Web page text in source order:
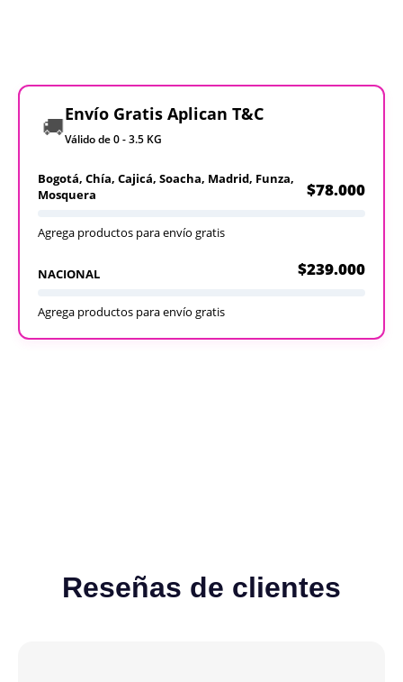
🚚 Envío Gratis Aplican T&C
Válido de 0 - 3.5 KG
Bogotá, Chía, Cajicá, Soacha, Madrid, Funza,
Mosquera
$78.000
Agrega productos para envío gratis
NACIONAL $239.000
Agrega productos para envío gratis
Reseñas de clientes